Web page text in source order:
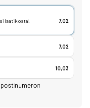
laatikosta! 7,02
7,02
10,03